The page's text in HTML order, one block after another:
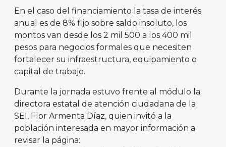
En el caso del financiamiento la tasa de interés
anual es de 8% fijo sobre saldo insoluto, los
montos van desde los 2 mil 500 a los 400 mil
pesos para negocios formales que necesiten
fortalecer su infraestructura, equipamiento o
capital de trabajo.
Durante la jornada estuvo frente al módulo la
directora estatal de atención ciudadana de la
SEI, Flor Armenta Díaz, quien invitó a la
población interesada en mayor información a
revisar la página: